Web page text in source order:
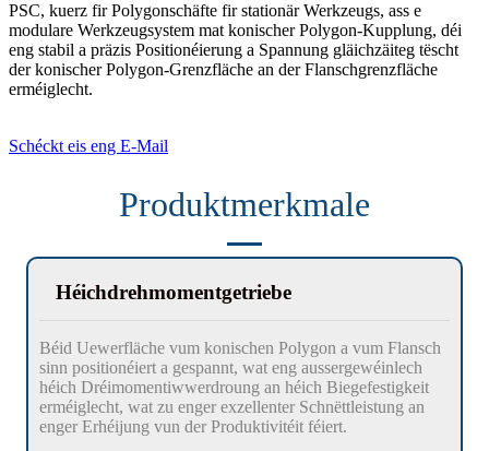
PSC, kuerz fir Polygonschäfte fir stationär Werkzeugs, ass e
modulare Werkzeugsystem mat konischer Polygon-Kupplung, déi
eng stabil a präzis Positionéierung a Spannung gläichzäiteg tëscht
der konischer Polygon-Grenzfläche an der Flanschgrenzfläche
erméiglecht.
Schéckt eis eng E-Mail
Produktmerkmale
Héichdrehmomentgetriebe
Béid Uewerfläche vum konischen Polygon a vum Flansch
sinn positionéiert a gespannt, wat eng aussergewéinlech
héich Dréimomentiwwerdroung an héich Biegefestigkeit
erméiglecht, wat zu enger exzellenter Schnëttleistung an
enger Erhéijung vun der Produktivitéit féiert.